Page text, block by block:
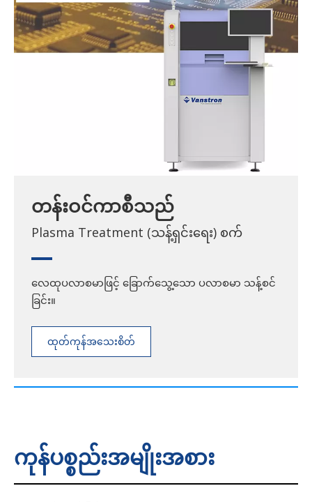
တန်းဝင်ကာစီသည်
Plasma Treatment (သန့်ရှင်းရေး) စက်
လေထုပလာစမာဖြင့် ခြောက်သွေ့သော ပလာစမာ သန့်စင်
ခြင်း။
ထုတ်ကုန်အသေးစိတ်
ကုန်ပစ္စည်းအမျိုးအစား